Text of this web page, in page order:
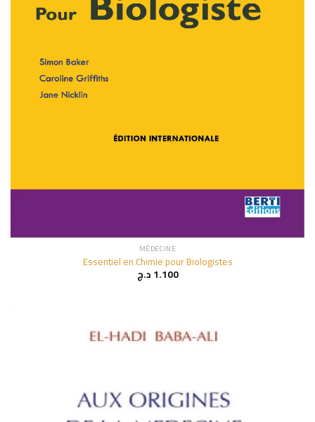
MÉDECINE
Essentiel en Chimie pour Biologistes
1.100د.ج